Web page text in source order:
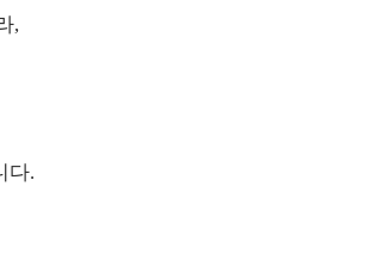
,
다.